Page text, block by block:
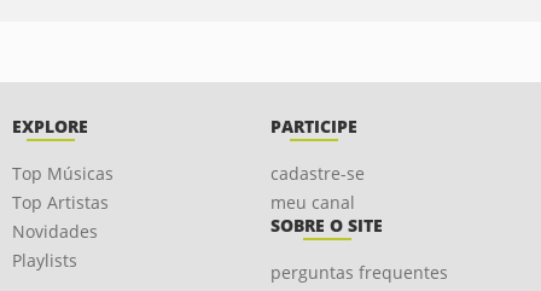
EXPLORE
Top Músicas
Top Artistas
Novidades
Playlists
PARTICIPE
cadastre-se
meu canal
SOBRE O SITE
perguntas frequentes